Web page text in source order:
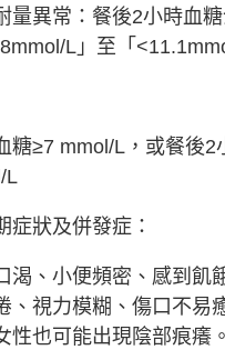
量異常：餐後2小時血
L」至「
糖≥7 mmol/L，或餐後2
L
症狀及併發症：
渴、小便頻密、感到飢
、視力模糊、傷口不易
性也可能出現陰部痕癢。